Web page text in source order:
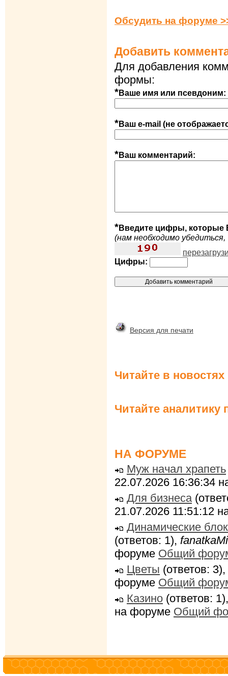
Обсудить на форуме
Добавить
Для добавления
формы:
*Ваше имя или псевдоним:
*Ваш e-mail (не
*Ваш комментарий:
*Введите цифры, которые
(нам необходимо
Цифры:
Версия для печати
Читайте в
Читайте аналитику
НА ФОРУМЕ
Муж начал храпеть
22.07.2026 16:36:34
Для бизнеса
21.07.2026 11:51:12
Динамические
(ответов: 1),
форуме Общий
Цветы (ответов: 3),
форуме Общий
Казино (ответов:
на форуме Общий